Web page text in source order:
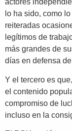
actores
lo ha sido, como
reiteradas
legítimos de
más grandes de
días en defensa
Y el tercero es
el contenido
compromiso de
incluso en la